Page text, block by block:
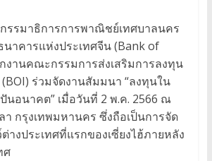
รรมาธิการการพาณิชย์เทศบาลนคร
นาคารแห่งประเทศจีน (Bank of
งานคณะกรรมการส่งเสริมการลงทุน
ร่วมจัดงานสัมมนา “ลงทุนใน
นอนาคต” เมื่อวันที่ 2 พ.ค. 2566 ณ
า กรุงเทพมหานคร ซึ่งถือเป็นการจัด
างประเทศที่แรกของเซี่ยงไฮ้ภายหลัง
ศ